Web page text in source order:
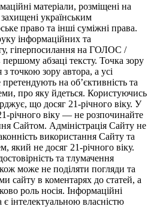
матеріали, розміщені на
українським
право та інші суміжні права.
інформаційних та
гіперпосилання на ГОЛОС /
абзаці тексту. Точка зору
з точкою зору автора, а усі
на об’єктивність та
про яку йдеться. Користуючись
що досяг 21-річного віку. У
річного віку — не розпочинайте
Сайтом. Адміністрація Сайту не
використання Сайту та
який не досяг 21-річного віку.
та тлумачення
може не поділяти погляди та
сайту в коментарях до статей, а
роль носія. Інформаційні
є інтелектуальною власністю